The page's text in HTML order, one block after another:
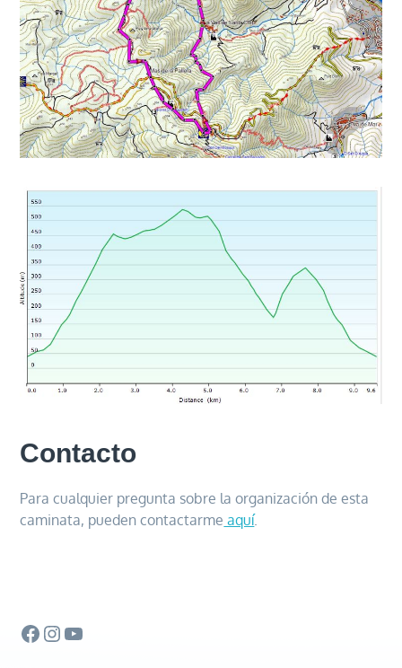
Contacto
Para cualquier pregunta sobre la organización de esta
caminata, pueden contactarme aquí.
Facebook
Instagram
YouTube